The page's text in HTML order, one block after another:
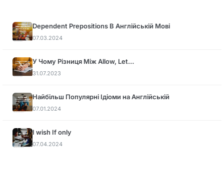
Dependent Prepositions В Англійській Мові
07.03.2024
У Чому Різниця Між Allow, Let…
31.07.2023
Найбільш Популярні Ідіоми на Англійській
07.01.2024
I wish If only
07.04.2024